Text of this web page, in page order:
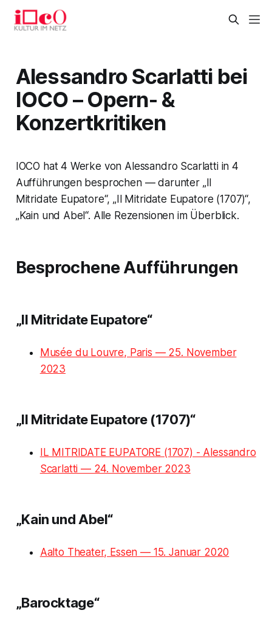
Alessandro Scarlatti bei
IOCO – Opern- &
Konzertkritiken
IOCO hat 4 Werke von Alessandro Scarlatti in 4
Aufführungen besprochen — darunter „Il
Mitridate Eupatore“, „Il Mitridate Eupatore (1707)“,
„Kain und Abel“. Alle Rezensionen im Überblick.
Besprochene Aufführungen
„Il Mitridate Eupatore“
Musée du Louvre, Paris — 25. November
2023
„Il Mitridate Eupatore (1707)“
IL MITRIDATE EUPATORE (1707) - Alessandro
Scarlatti — 24. November 2023
„Kain und Abel“
Aalto Theater, Essen — 15. Januar 2020
„Barocktage“